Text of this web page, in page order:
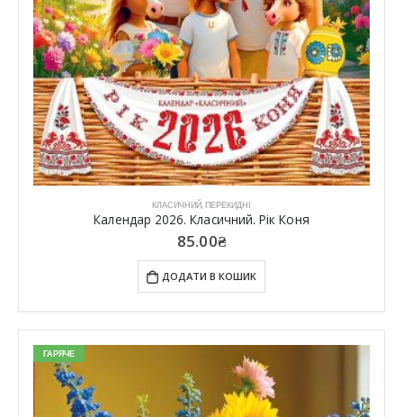
КЛАСИЧНИЙ,ПЕРЕКИДНІ
Календар 2026. Класичний. Рік Коня
85.00₴
ДОДАТИ В КОШИК
ГАРЯЧЕ